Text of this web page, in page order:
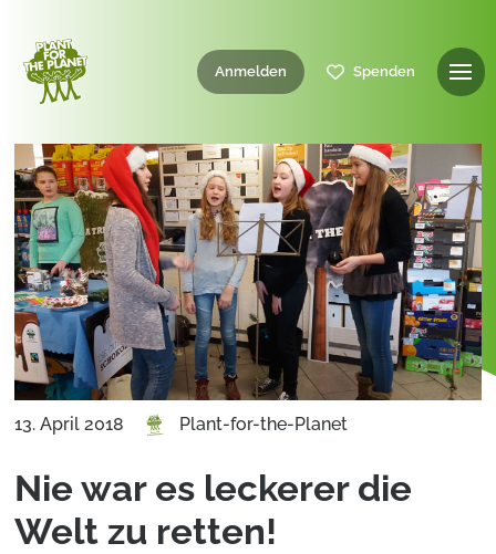
Anmelden Spenden
13. April 2018 Plant-for-the-Planet
Nie war es leckerer die
Welt zu retten!